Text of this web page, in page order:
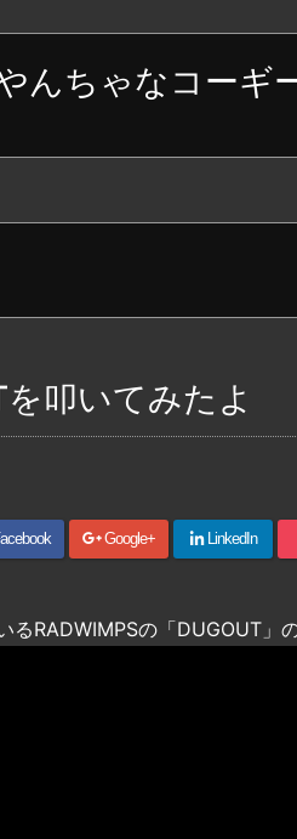
んちゃなコーギ
叩いてみたよ
Google+ LinkedIn
るRADWIMPSの「DUGOUT」